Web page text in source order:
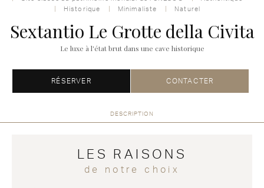
Historique
Minimaliste Naturel
Sextantio Le Grotte della Civita
Le luxe à l'état brut dans une cave historique
RÉSERVER CONTACTER
DESCRIPTION
LES RAISONS
de notre choix